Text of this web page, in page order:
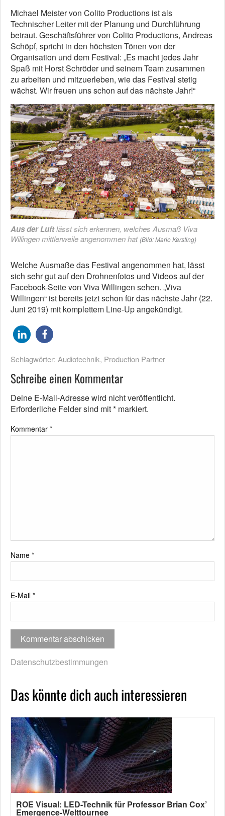
Michael Meister von Colito Productions ist als
Technischer Leiter mit der Planung und Durchführung
betraut. Geschäftsführer von Colito Productions, Andreas
Schöpf, spricht in den höchsten Tönen von der
Organisation und dem Festival: „Es macht jedes Jahr
Spaß mit Horst Schröder und seinem Team zusammen
zu arbeiten und mitzuerleben, wie das Festival stetig
wächst. Wir freuen uns schon auf das nächste Jahr!“
Aus der Luftlässt sich erkennen, welches Ausmaß Viva
Willingen mittlerweile angenommen hat (Bild: Mario Kersting)
Welche Ausmaße das Festival angenommen hat, lässt
sich sehr gut auf den Drohnenfotos und Videos auf der
Facebook-Seite von Viva Willingen sehen. „Viva
Willingen“ ist bereits jetzt schon für das nächste Jahr (22.
Juni 2019) mit komplettem Line-Up angekündigt.
Schlagwörter: Audiotechnik, Production Partner
Schreibe einen Kommentar
Deine E-Mail-Adresse wird nicht veröffentlicht.
Erforderliche Felder sind mit* markiert.
Kommentar *
Name *
E-Mail *
Datenschutzbestimmungen
Das könnte dich auch interessieren
ROE Visual: LED-Technik für Professor Brian Cox’
Emergence-Welttournee